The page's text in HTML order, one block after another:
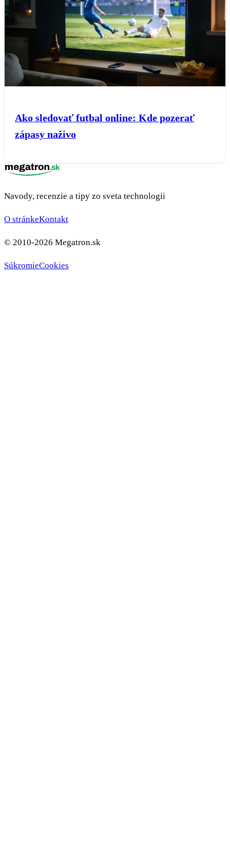
Ako sledovať futbal online: Kde pozerať
zápasy naživo
Navody, recenzie a tipy zo sveta technologii
O stránkeKontakt
© 2010-2026 Megatron.sk
SúkromieCookies